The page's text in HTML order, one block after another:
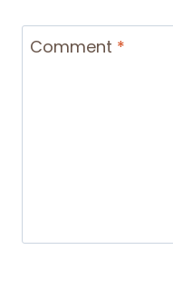
Comment *